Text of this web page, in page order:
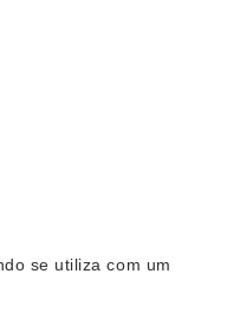
se utiliza com um